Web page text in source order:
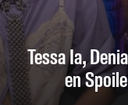
Tessa Ia,
en